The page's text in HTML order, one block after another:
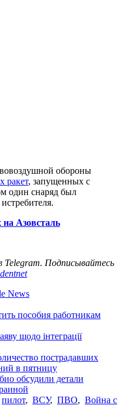
обороны
ракет, запущенных с
один снаряд был
Азовсталь
Telegram. Подписывайтесь
News
пособия работникам
щодо інтеграції
пострадавших
в пятницу
обсудили детали
пилот, ВСУ, ПВО, Война с